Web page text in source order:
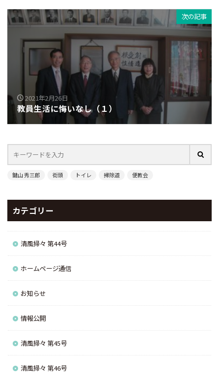
次の記事
2021年2月26日
教員生活に悔いなし（１）
鍵山 秀三郎 街頭 トイレ 掃除道 便教会
カテゴリー
清風掃々 第44号
ホームページ通信
お知らせ
情報公開
清風掃々 第45号
清風掃々 第46号